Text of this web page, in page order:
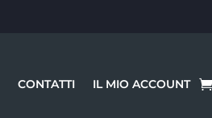
CONTATTI IL MIO ACCOUNT